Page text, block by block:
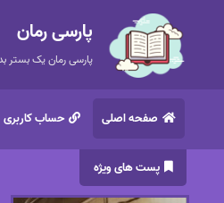
پارسی رمان
پارسی رمان یک بستر
صفحه اصلی حساب کاربری
پست های ویژه